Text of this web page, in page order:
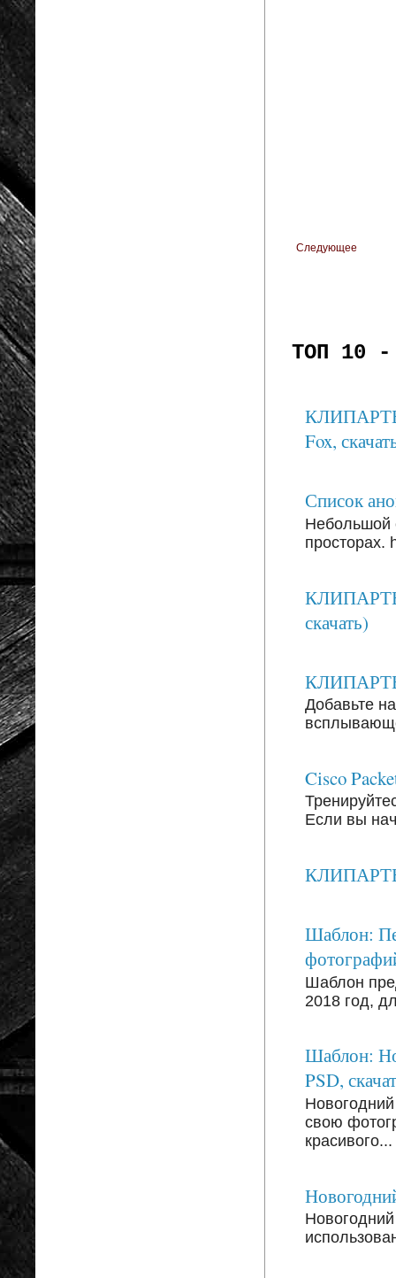
Следующее
ТОП 10 -
КЛИПАРТЫ:
Fox,
Список
Небольшой
просторах.
скачать)
КЛИПАРТЫ:
Добавьте
Cisco
Если вы
КЛИПАРТЫ:
Шаблон:
Шаблон
2018 год,
Шаблон:
PSD,
свою
красивого...